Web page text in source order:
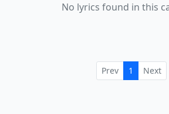
No lyrics found in this
Prev 1 Next